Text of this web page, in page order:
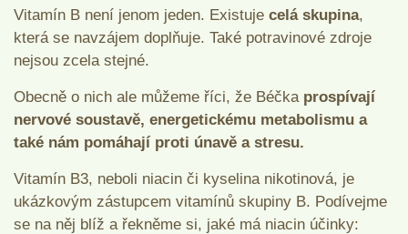
Vitamín B není jenom jeden. Existuje celá skupina,
která se navzájem doplňuje. Také potravinové zdroje
nejsou zcela stejné.
Obecně o nich ale můžeme říci, že Béčka prospívají
nervové soustavě, energetickému metabolismu a
také nám pomáhají proti únavě a stresu.
Vitamín B3, neboli niacin či kyselina nikotinová, je
ukázkovým zástupcem vitamínů skupiny B. Podívejme
se na něj blíž a řekněme si, jaké má niacin účinky: